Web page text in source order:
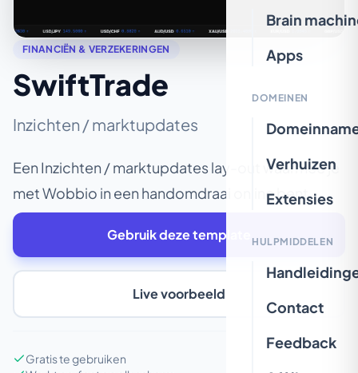
Brain
Apps
DOMEINEN
Verhuizen
Extensies
HULPMIDDELEN
Contact
Feedback
FINANCIËN & VERZEKERINGEN
SwiftTrade
Inzichten / marktupdates
Een Inzichten / marktupdates lay-out waarmee je
met Wobbio in een handomdraai online bent.
Gebruik deze template
Live voorbeeld
Gratis te gebruiken